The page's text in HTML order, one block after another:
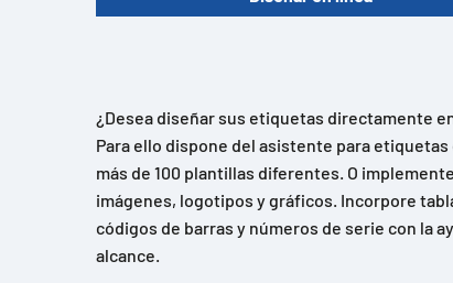
¿Desea diseñar sus etiquetas directamente
Para ello dispone del asistente para etiquetas
más de 100 plantillas diferentes. O
imágenes, logotipos y gráficos. Incorpore
códigos de barras y números de serie con la
alcance.